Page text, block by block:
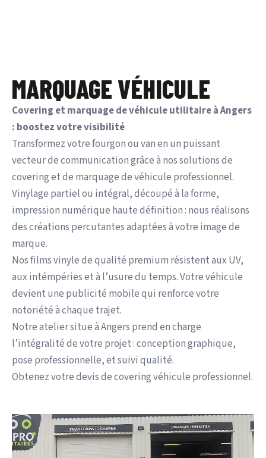
MARQUAGE VÉHICULE
Covering et marquage de véhicule utilitaire à Angers
: boostez votre visibilité
Transformez votre fourgon ou van en un puissant
vecteur de communication grâce à nos solutions de
covering et de marquage de véhicule professionnel.
Vinylage partiel ou intégral, découpé à la forme,
impression numérique haute définition : nous réalisons
des créations percutantes adaptées à votre image de
marque.
Nos films vinyle de qualité premium résistent aux UV,
aux intémpéries et à l’usure du temps. Votre véhicule
devient une publicité mobile qui renforce votre
notoriété à chaque trajet.
Notre atelier situe à Angers prend en charge
l’intégralité de votre projet : conception graphique,
pose professionnelle, et suivi qualité.
Obtenez votre devis de covering véhicule professionnel.